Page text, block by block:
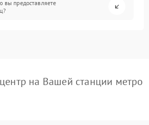
предоставляете
на Вашей станции метро